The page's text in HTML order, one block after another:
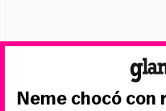
Neme chocó